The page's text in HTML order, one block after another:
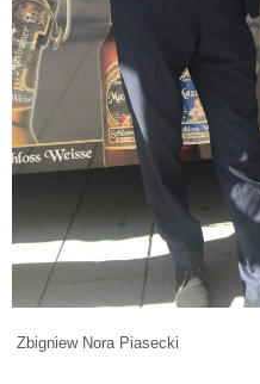
Zbigniew Nora Piasecki